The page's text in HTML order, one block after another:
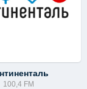
100,4 FM